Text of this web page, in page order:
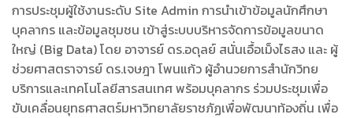
การประชุมผู้ใช้งานระดับ Site Admin การนำเข้าข้อมูลนักศึกษา
บุคลากร และข้อมูลชุมชน เข้าสู่ระบบบริหารจัดการข้อมูลขนาด
ใหญ่ (Big Data) โดย อาจารย์ ดร.อดุลย์ สนั่นเอื้อเม็งไธสง และ ผู้
ช่วยศาสตราจารย์ ดร.เจษฎา โพนแก้ว ผู้อำนวยการสำนักวิทย
บริการและเทคโนโลยีสารสนเทศ พร้อมบุคลากร ร่วมประชุมเพื่อ
ขับเคลื่อนยุทธศาสตร์มหาวิทยาลัยราชภัฏเพื่อพัฒนาท้องถิ่น เพื่อ